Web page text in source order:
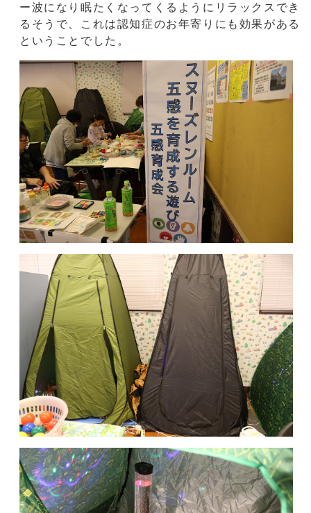
ー波になり眠たくなってくるようにリラックスでき
るそうで、これは認知症のお年寄りにも効果がある
ということでした。